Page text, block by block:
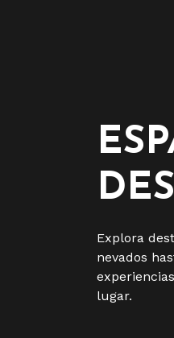
Explora
nevados
lugar.